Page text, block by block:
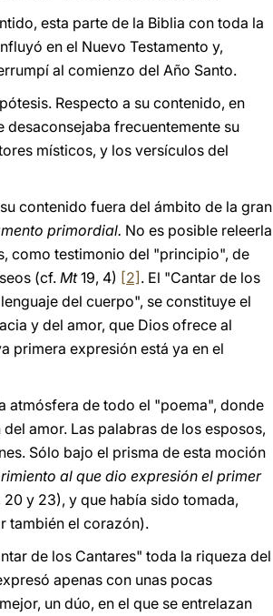
esta parte de la Biblia con toda la
en el Nuevo Testamento y,
al comienzo del Año Santo.
Respecto a su contenido, en
frecuentemente su
místicos, y los versículos del
contenido fuera del ámbito de la gran
primordial. No es posible releerla
como testimonio del "principio", de
(cf. Mt19, 4) [2] . El "Cantar de los
del cuerpo", se constituye el
y del amor, que Dios ofrece al
primera expresión está ya en el
atmósfera de todo el "poema", donde
amor. Las palabras de los esposos,
Sólo bajo el prisma de esta moción
al que dio expresión el primer
20 y 23), y que había sido tomada,
también el corazón).
de los Cantares" toda la riqueza del
apenas con unas pocas
un dúo, en el que se entrelazan